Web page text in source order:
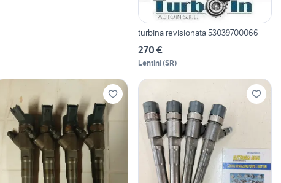
turbina revisionata 53039700066
270 €
Lentini(SR)